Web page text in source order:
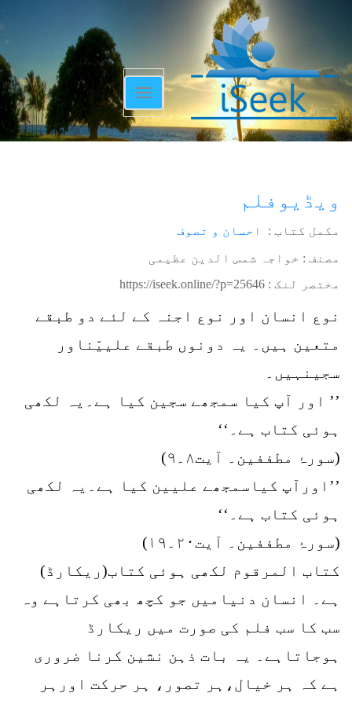
Toggle
navigation
ویڈیوفلم
مکمل کتاب : احسان و تصوف
مصنف : خواجہ شمس الدین عظیمی
مختصر لنک : https://iseek.online/?p=25646
نوع انسان اور نوع اجنہ کے لئے دو طبقے
متعین ہیں۔ یہ دونوں طبقے علییّناور
سجینہیں۔
’’ اور آپ کیا سمجھے سجین کیا ہے۔یہ لکھی
ہوئی کتاب ہے۔‘‘
(سورۂ مطففین۔ آیت۸۔۹)
’’اورآپ کیاسمجھے علیین کیا ہے۔یہ لکھی
ہوئی کتاب ہے۔‘‘
(سورۂ مطففین۔ آیت۲۰۔۱۹)
کتاب المرقوم لکھی ہوئی کتاب(ریکارڈ)
ہے۔ انسان دنیامیں جو کچھ بھی کرتاہے وہ
سب کا سب فلم کی صورت میں ریکارڈ
ہوجاتاہے۔ یہ بات ذہن نشین کرنا ضروری
ہے کہ ہر خیال،ہر تصور، ہر حرکت اورہر